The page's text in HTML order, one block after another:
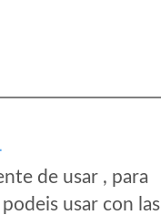
de usar , para
usar con las